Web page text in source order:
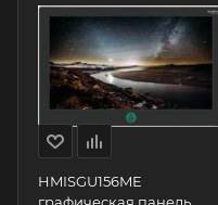
HMISGU156ME